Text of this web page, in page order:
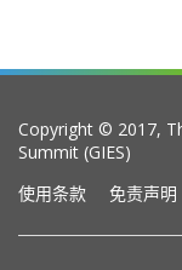
Copyright © 2017,
Summit (GIES)
使用条款
免责声明